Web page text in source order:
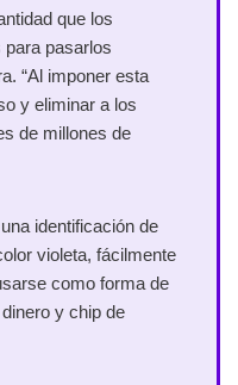
que los
pasarlos
“Al imponer esta
y eliminar a los
de millones de
identificación de
violeta, fácilmente
como forma de
y chip de